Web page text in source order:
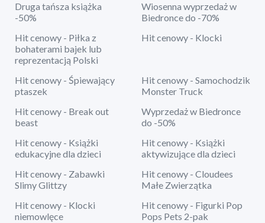
Druga tańsza książka
-50%
Wiosenna wyprzedaż w
Biedronce do -70%
Hit cenowy - Piłka z
bohaterami bajek lub
reprezentacją Polski
Hit cenowy - Klocki
Hit cenowy - Śpiewający
ptaszek
Hit cenowy - Samochodzik
Monster Truck
Hit cenowy - Break out
beast
Wyprzedaż w Biedronce
do -50%
Hit cenowy - Książki
edukacyjne dla dzieci
Hit cenowy - Książki
aktywizujące dla dzieci
Hit cenowy - Zabawki
Slimy Glittzy
Hit cenowy - Cloudees
Małe Zwierzątka
Hit cenowy - Klocki
niemowlęce
Hit cenowy - Figurki Pop
Pops Pets 2-pak